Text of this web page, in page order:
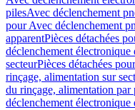
pilesAvec déclenchement
pour Avec déclenchement
apparentPièces détachées
déclenchement
secteurPièces détachées
rinçage, alimentation sur
du rinçage, alimentation par
déclenchement